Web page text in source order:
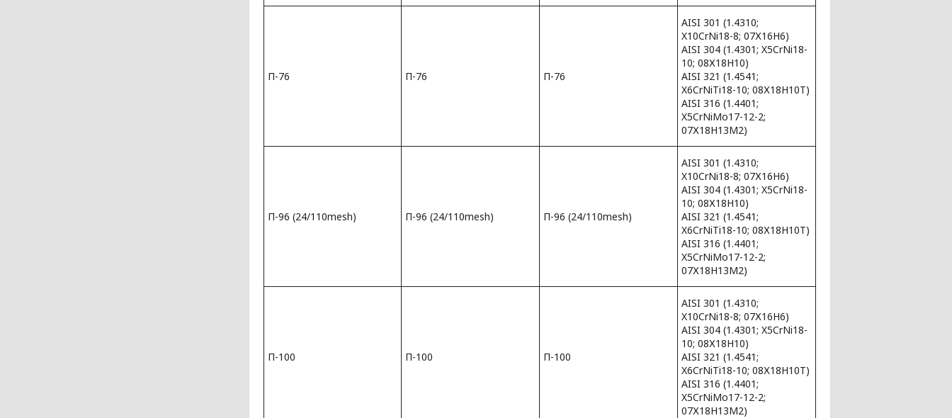
П-76 П-76 П-76
AISI 301 (1.4310;
X10CrNi18-8; 07Х16Н6)
AISI 304 (1.4301; X5CrNi18-
10; 08Х18Н10)
AISI 321 (1.4541;
X6CrNiTi18-10; 08Х18Н10Т)
AISI 316 (1.4401;
X5CrNiMo17-12-2;
07Х18Н13М2)
П-96 (24/110mesh) П-96 (24/110mesh) П-96 (24/110mesh)
AISI 301 (1.4310;
X10CrNi18-8; 07Х16Н6)
AISI 304 (1.4301; X5CrNi18-
10; 08Х18Н10)
AISI 321 (1.4541;
X6CrNiTi18-10; 08Х18Н10Т)
AISI 316 (1.4401;
X5CrNiMo17-12-2;
07Х18Н13М2)
П-100 П-100 П-100
AISI 301 (1.4310;
X10CrNi18-8; 07Х16Н6)
AISI 304 (1.4301; X5CrNi18-
10; 08Х18Н10)
AISI 321 (1.4541;
X6CrNiTi18-10; 08Х18Н10Т)
AISI 316 (1.4401;
X5CrNiMo17-12-2;
07Х18Н13М2)